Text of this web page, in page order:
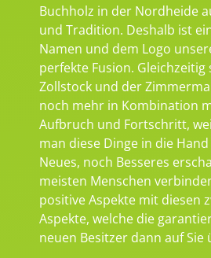
Buchholz in der Nordheide
und Tradition. Deshalb ist
Namen und dem Logo
perfekte Fusion.
Zollstock und der
noch mehr in Kombination
Aufbruch und Fortschritt,
man diese Dinge in die
Neues, noch Besseres
meisten Menschen
positive Aspekte mit diesen
Aspekte, welche die
neuen Besitzer dann auf